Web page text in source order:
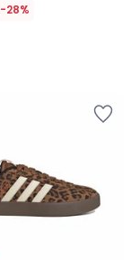
-28%